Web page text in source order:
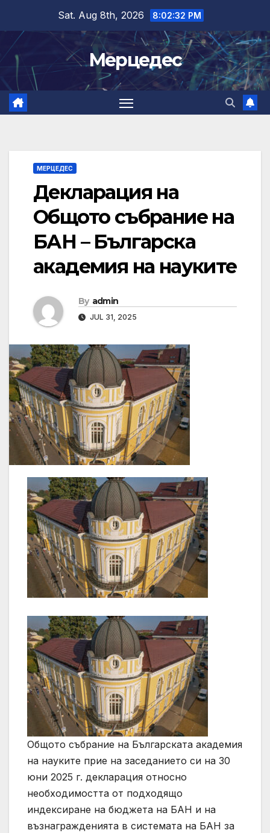
content
Sat. Aug 8th, 2026 8:02:33 PM
Мерцедес
МЕРЦЕДЕС
Декларация на
Общото събрание на
БАН – Българска
академия на науките
By admin
JUL 31, 2025
Общото събрание на Българската академия
на науките прие на заседанието си на 30
юни 2025 г. декларация относно
необходимостта от подходящо
индексиране на бюджета на БАН и на
възнагражденията в системата на БАН за